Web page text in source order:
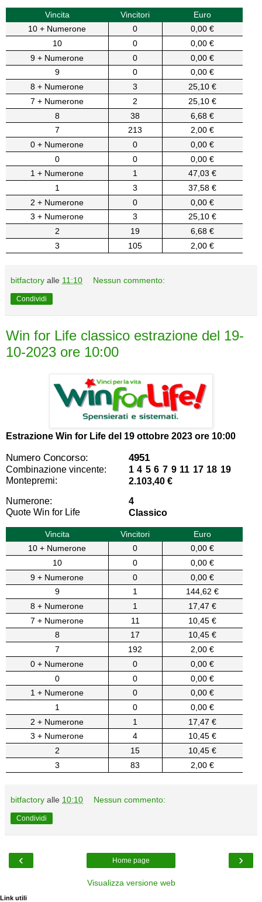
Vincita Vincitori
Euro
10 + Numerone
0
0,00 €
10
0
0,00 €
9 + Numerone
0
0,00 €
9
0
0,00 €
8 + Numerone
3
25,10 €
7 + Numerone
2
25,10 €
8
38
6,68 €
7
213
2,00 €
0 + Numerone
0
0,00 €
0
0
0,00 €
1 + Numerone
1
47,03 €
1
3
37,58 €
2 + Numerone
0
0,00 €
3 + Numerone
3
25,10 €
2
19
6,68 €
3
105 2,00 €
bitfactory alle 11:10 Nessun commento:
Condividi
Win for Life classico estrazione del 19-
10-2023 ore 10:00
Estrazione Win for Life del 19 ottobre 2023 ore 10:00
Numero Concorso: 4951
Combinazione vincente:
1 4 5 6 7 9 11 17 18 19
Montepremi:
2.103,40 €
Numerone:
4
Quote Win for Life
Classico
Vincita Vincitori
Euro
10 + Numerone
0
0,00 €
10
0
0,00 €
9 + Numerone
0
0,00 €
9
1
144,62 €
8 + Numerone
1
17,47 €
7 + Numerone
11
10,45 €
8
17
10,45 €
7
192
2,00 €
0 + Numerone
0
0,00 €
0
0
0,00 €
1 + Numerone
0
0,00 €
1
0
0,00 €
2 + Numerone
1
17,47 €
3 + Numerone
4
10,45 €
2
15
10,45 €
3
83 2,00 €
bitfactory alle 10:10 Nessun commento:
Condividi
‹ ›
Home page
Visualizza versione web
Link utili